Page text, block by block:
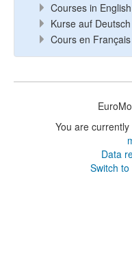
Courses in English
Kurse auf Deutsch
Cours en Français
You are
Data
Switch